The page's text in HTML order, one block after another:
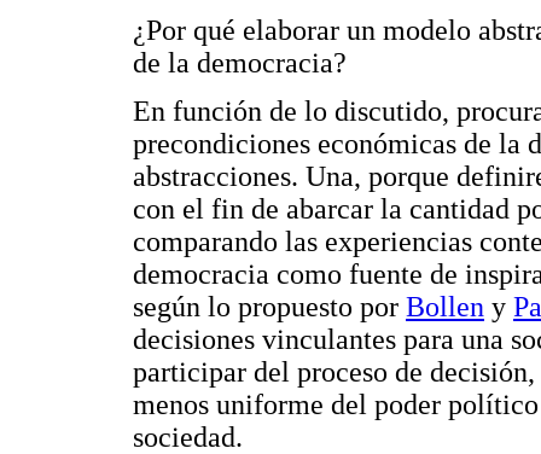
¿Por qué elaborar un modelo
de la democracia?
En función de lo discutido,
precondiciones económicas de la
abstracciones. Una, porque
con el fin de abarcar la cantidad
comparando las experiencias
democracia como fuente de
según lo propuesto por Bollen y
decisiones vinculantes para una
participar del proceso de
menos uniforme del poder
sociedad.